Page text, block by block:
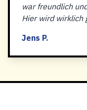
war freundlich
Hier wird wirklich
Jens P.